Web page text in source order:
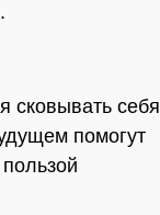
сковывать себя
помогут